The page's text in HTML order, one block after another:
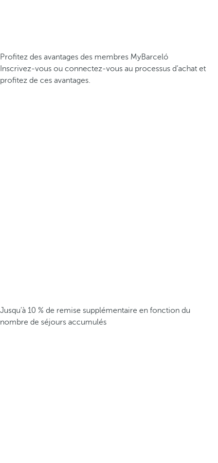
Profitez des avantages des membres MyBarceló
Inscrivez-vous ou connectez-vous au processus d’achat et
profitez de ces avantages.
Jusqu’à 10 % de remise supplémentaire en fonction du
nombre de séjours accumulés